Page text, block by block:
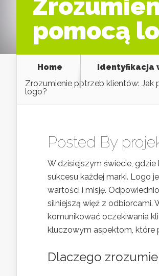
pomocą
Home
Identyfikacja
Zrozumienie potrzeb klientów: Jak
logo?
Posted By
W dzisiejszym świecie,
sukcesu każdej marki. Logo
wartości i misję.
silniejszą więź z odbiorcami.
komunikować oczekiwania
kluczowym aspektom, które
Dlaczego